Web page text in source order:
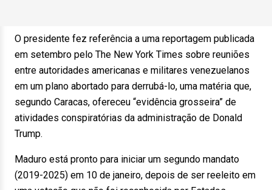
O presidente fez referência a uma reportagem publicada
em setembro pelo The New York Times sobre reuniões
entre autoridades americanas e militares venezuelanos
em um plano abortado para derrubá-lo, uma matéria que,
segundo Caracas, ofereceu “evidência grosseira” de
atividades conspiratórias da administração de Donald
Trump.
Maduro está pronto para iniciar um segundo mandato
(2019-2025) em 10 de janeiro, depois de ser reeleito em